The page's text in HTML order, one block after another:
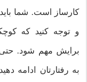
کارساز است. شما
و توجه کنید که
برایش مهم شود.
به رفتارتان ادامه